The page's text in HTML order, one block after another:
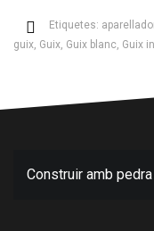
Etiquetes:
guix, Guix, Guix blanc, Guix
Navegació
Construir amb